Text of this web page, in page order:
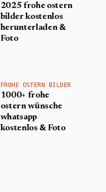
2025 frohe ostern
bilder kostenlos
herunterladen &
Foto
FROHE OSTERN BILDER
1000+ frohe
ostern wünsche
whatsapp
kostenlos & Foto